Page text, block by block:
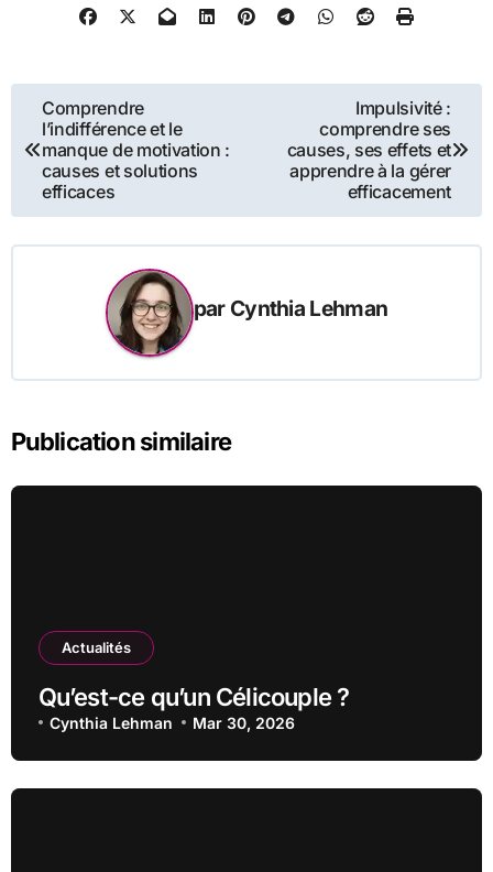
Navigation
de
l’article
Comprendre
l’indifférence et le
manque de motivation :
causes et solutions
efficaces
Impulsivité :
comprendre ses
causes, ses effets et
apprendre à la gérer
efficacement
par Cynthia Lehman
Publication similaire
Actualités
Qu’est-ce qu’un Célicouple ?
Cynthia Lehman Mar 30, 2026